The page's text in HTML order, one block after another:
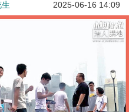
2025-06-16 14:09